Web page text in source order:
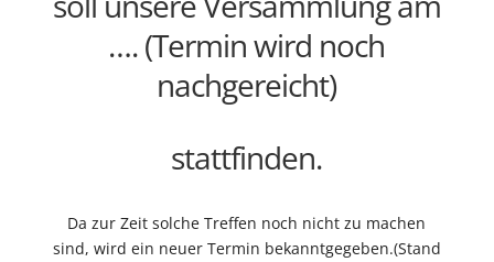
…. (Termin wird noch
nachgereicht)
stattfinden.
Da zur Zeit solche Treffen noch nicht zu machen
sind, wird ein neuer Termin bekanntgegeben.(Stand